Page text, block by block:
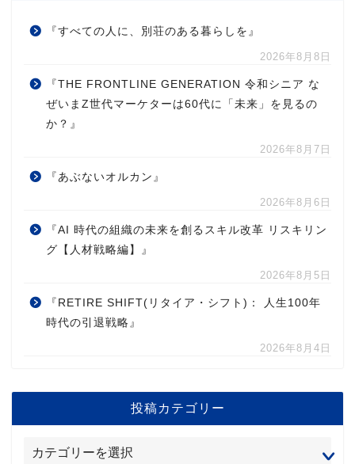
『すべての人に、別荘のある暮らしを』
2026年8月8日
『THE FRONTLINE GENERATION 令和シニア な
ぜいまZ世代マーケターは60代に「未来」を見るの
か？』
2026年8月7日
『あぶないオルカン』
2026年8月6日
『AI 時代の組織の未来を創るスキル改革 リスキリン
グ【人材戦略編】』
2026年8月5日
『RETIRE SHIFT(リタイア・シフト)： 人生100年
時代の引退戦略』
2026年8月4日
投稿カテゴリー